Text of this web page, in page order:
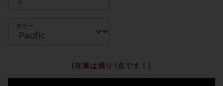
カラー
(在庫は残り1点です！)